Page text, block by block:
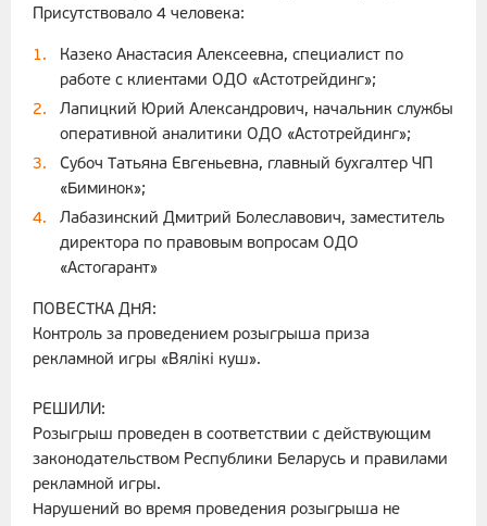
Присутствовало 4 человека:
Казеко Анастасия Алексеевна, специалист по
работе с клиентами ОДО «Астотрейдинг»;
Лапицкий Юрий Александрович, начальник службы
оперативной аналитики ОДО «Астотрейдинг»;
Субоч Татьяна Евгеньевна, главный бухгалтер ЧП
«Биминок»;
Лабазинский Дмитрий Болеславович, заместитель
директора по правовым вопросам ОДО
«Астогарант»
ПОВЕСТКА ДНЯ:
Контроль за проведением розыгрыша приза
рекламной игры «Вялiкi куш».
РЕШИЛИ:
Розыгрыш проведен в соответствии с действующим
законодательством Республики Беларусь и правилами
рекламной игры.
Нарушений во время проведения розыгрыша не